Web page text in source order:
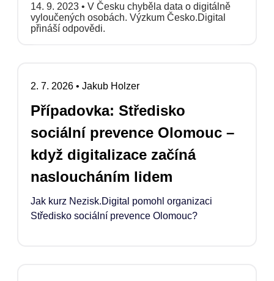
14. 9. 2023 • V Česku chyběla data o digitálně
vyloučených osobách. Výzkum Česko.Digital
přináší odpovědi.
2. 7. 2026 • Jakub Holzer
Případovka: Středisko
sociální prevence Olomouc –
když digitalizace začíná
nasloucháním lidem
Jak kurz Nezisk.Digital pomohl organizaci
Středisko sociální prevence Olomouc?